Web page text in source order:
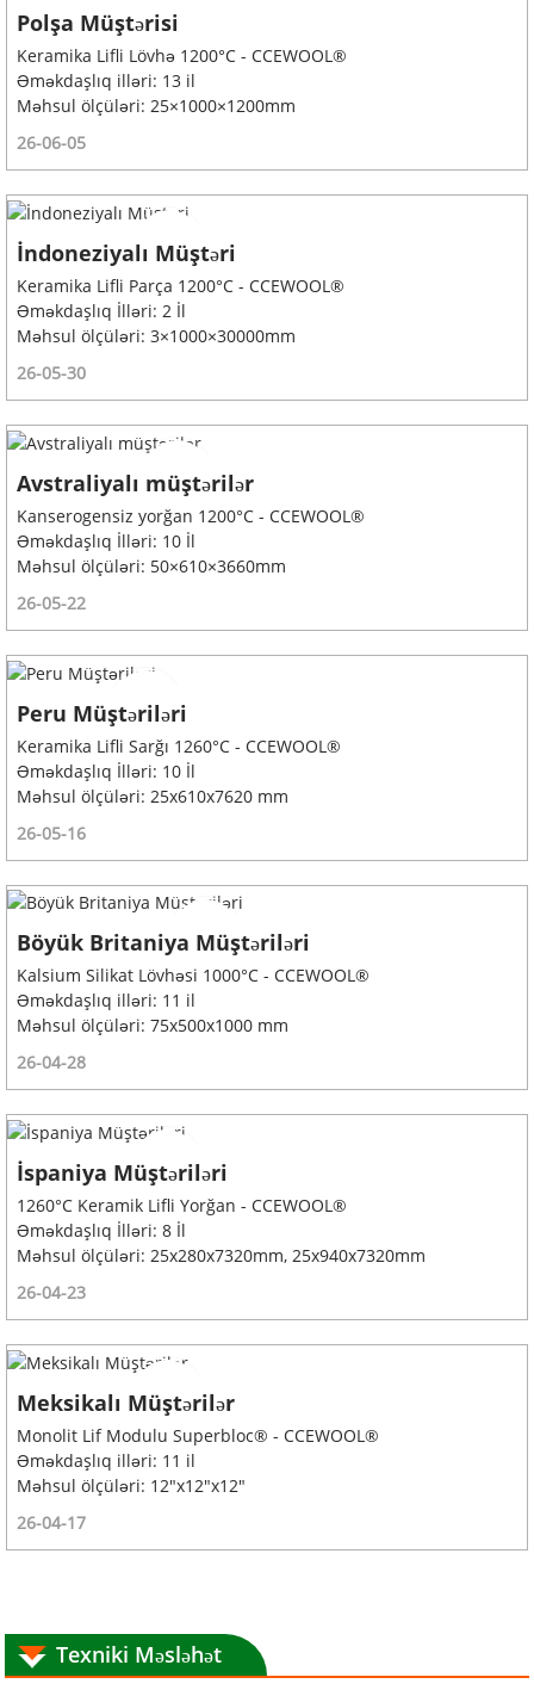
Polşa Müştərisi
Keramika Lifli Lövhə 1200°C - CCEWOOL®
Əməkdaşlıq illəri: 13 il
Məhsul ölçüləri: 25×1000×1200mm
26-06-05
İndoneziyalı Müştəri
Keramika Lifli Parça 1200°C - CCEWOOL®
Əməkdaşlıq İlləri: 2 İl
Məhsul ölçüləri: 3×1000×30000mm
26-05-30
Avstraliyalı müştərilər
Kanserogensiz yorğan 1200°C - CCEWOOL®
Əməkdaşlıq İlləri: 10 İl
Məhsul ölçüləri: 50×610×3660mm
26-05-22
Peru Müştəriləri
Keramika Lifli Sarğı 1260°C - CCEWOOL®
Əməkdaşlıq İlləri: 10 İl
Məhsul ölçüləri: 25x610x7620 mm
26-05-16
Böyük Britaniya Müştəriləri
Kalsium Silikat Lövhəsi 1000°C - CCEWOOL®
Əməkdaşlıq illəri: 11 il
Məhsul ölçüləri: 75x500x1000 mm
26-04-28
İspaniya Müştəriləri
1260°C Keramik Lifli Yorğan - CCEWOOL®
Əməkdaşlıq İlləri: 8 İl
Məhsul ölçüləri: 25x280x7320mm, 25x940x7320mm
26-04-23
Meksikalı Müştərilər
Monolit Lif Modulu Superbloc® - CCEWOOL®
Əməkdaşlıq illəri: 11 il
Məhsul ölçüləri: 12"x12"x12"
26-04-17
Texniki Məsləhət